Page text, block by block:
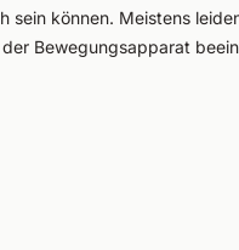
können. Meistens
Bewegungsapparat